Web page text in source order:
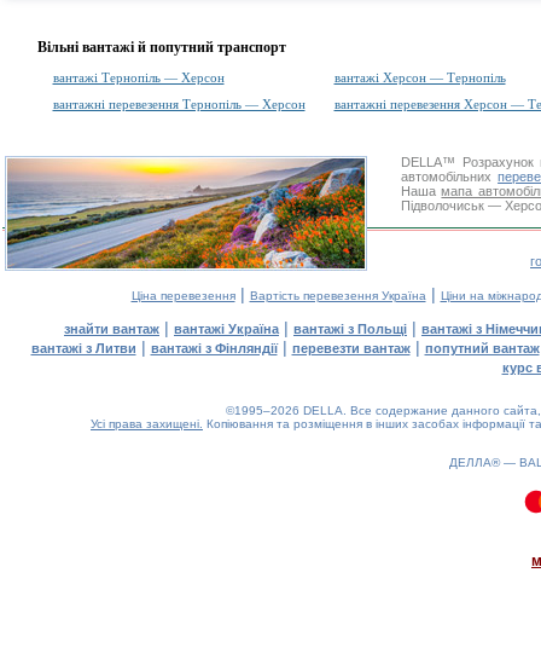
Вільні вантажі й попутний транспорт
вантажі Тернопіль — Херсон
вантажі Херсон — Тернопіль
вантажні перевезення Тернопіль — Херсон
вантажні перевезення Херсон —
DELLA™
Розрахунок
автомобільних
Нашамапа
Підволочиськ —
Ціна перевезення| Вартість перевезення Україна | Ціни на
знайти вантаж | вантажі Україна | вантажі з Польщі | вантажі з
вантажі з Литви | вантажі з Фінляндії| перевезти вантаж| попутний вантаж
курс
©1995–2026 DELLA. Все содержание данного
Усі права захищені. Копіювання та розміщення в інших засобах інформації
ДЕЛЛА® —